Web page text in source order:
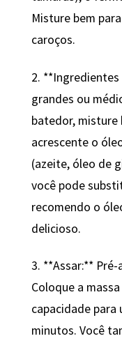
Misture bem
caroços.
2.
grandes ou
batedor, misture
acrescente o
(azeite, óleo de
você pode
recomendo o
delicioso.
3. **Assar:**
Coloque a
capacidade para
minutos. Você